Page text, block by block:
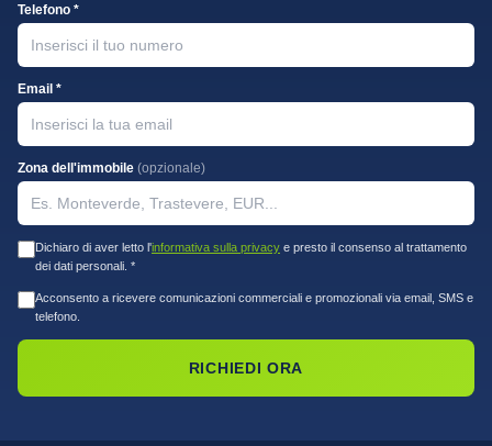
Telefono *
Email *
Zona dell'immobile (opzionale)
Dichiaro di aver letto l'informativa sulla privacy e presto il consenso al trattamento
dei dati personali. *
Acconsento a ricevere comunicazioni commerciali e promozionali via email, SMS e
telefono.
RICHIEDI ORA